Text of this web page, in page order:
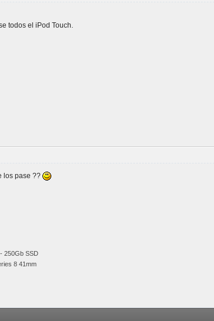
todos el iPod Touch.
los pase ??
250Gb SSD
8 41mm